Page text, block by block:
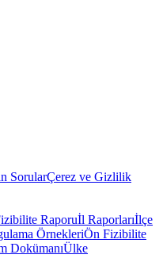
SorularÇerez ve Gizlilik
Raporuİl Raporlarıİlçe
ÖrnekleriÖn Fizibilite
DokümanıÜlke